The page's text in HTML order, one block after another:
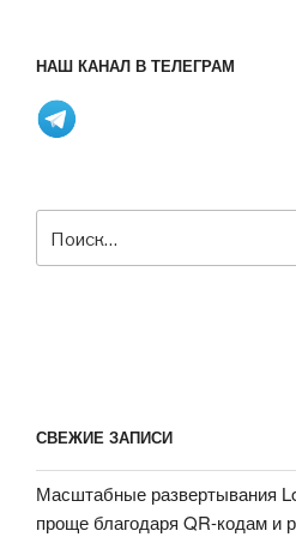
НАШ КАНАЛ В ТЕЛЕГРАМ
СВЕЖИЕ ЗАПИСИ
Масштабные развертывания
проще благодаря QR-кодам и